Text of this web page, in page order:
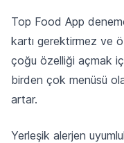
Top Food App
kartı gerektirmez ve
çoğu özelliği açmak
birden çok menüsü
artar.
Yerleşik alerjen